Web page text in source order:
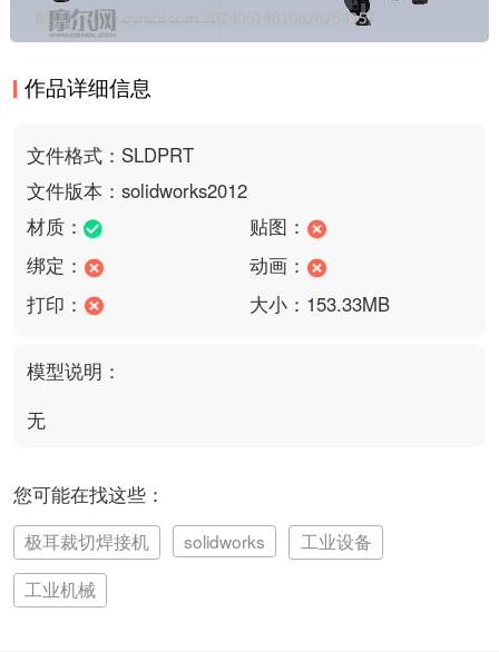
作品详细信息
文件格式：SLDPRT
文件版本：solidworks2012
材质：
贴图：
绑定：
动画：
打印：
大小：153.33MB
模型说明：
无
您可能在找这些：
极耳裁切焊接机 solidworks
工业设备
工业机械